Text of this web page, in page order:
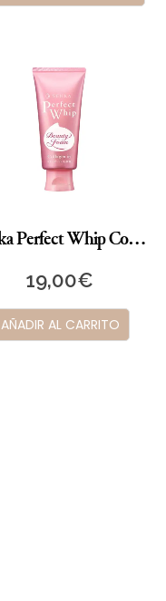
Senka Perfect Whip Collagen Limpieza Facial 120gr.
19,00€
AÑADIR AL CARRITO